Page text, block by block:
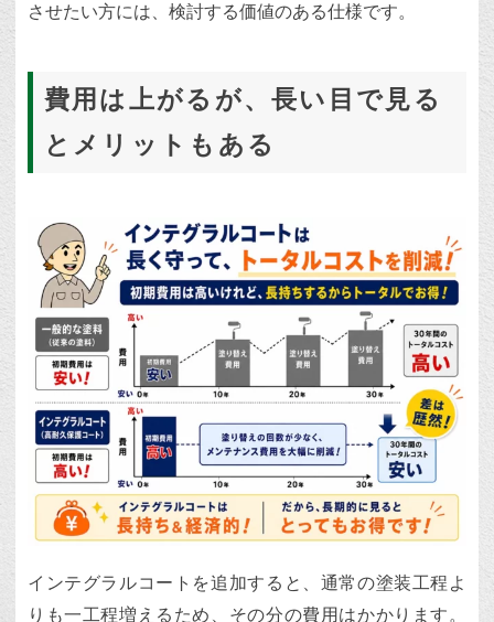
させたい方には、検討する価値のある仕様です。
費用は上がるが、長い目で見る
とメリットもある
インテグラルコートを追加すると、通常の塗装工程よ
りも一工程増えるため、その分の費用はかかります。